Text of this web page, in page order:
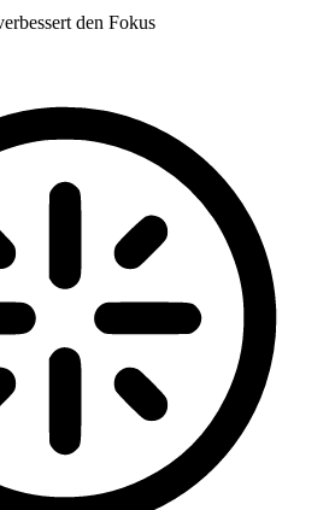
den Fokus